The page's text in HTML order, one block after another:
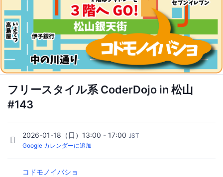
フリースタイル系 CoderDojo in 松山
#143
2026-01-18（日）13:00 - 17:00 JST
Google カレンダーに追加
コドモノイバショ